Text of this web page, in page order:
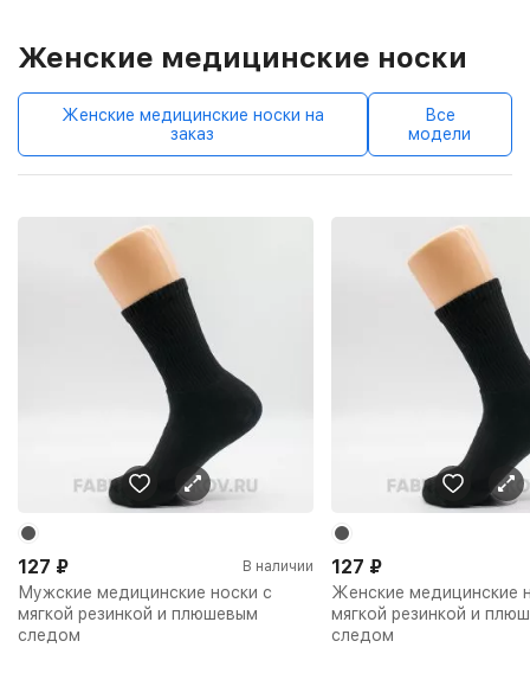
Женские медицинские носки
Женские медицинские носки на
заказ
Все
модели
Мужские медицинские носки с
мягкой резинкой и плюшевым
следом
127 ₽ В наличии
Женские медицинские
мягкой резинкой и
следом
127 ₽